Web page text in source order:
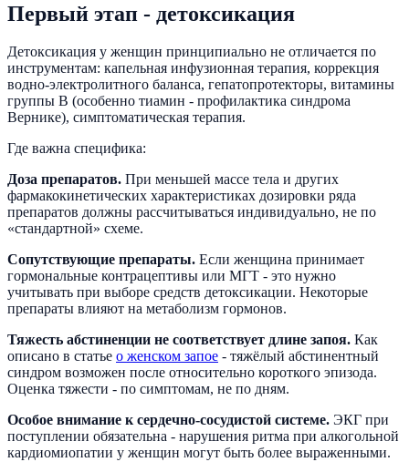
Первый этап - детоксикация
Детоксикация у женщин принципиально не отличается по
инструментам: капельная инфузионная терапия, коррекция
водно-электролитного баланса, гепатопротекторы, витамины
группы B (особенно тиамин - профилактика синдрома
Вернике), симптоматическая терапия.
Где важна специфика:
Доза препаратов. При меньшей массе тела и других
фармакокинетических характеристиках дозировки ряда
препаратов должны рассчитываться индивидуально, не по
«стандартной» схеме.
Сопутствующие препараты. Если женщина принимает
гормональные контрацептивы или МГТ - это нужно
учитывать при выборе средств детоксикации. Некоторые
препараты влияют на метаболизм гормонов.
Тяжесть абстиненции не соответствует длине запоя. Как
описано в статье о женском запое - тяжёлый абстинентный
синдром возможен после относительно короткого эпизода.
Оценка тяжести - по симптомам, не по дням.
Особое внимание к сердечно-сосудистой системе. ЭКГ при
поступлении обязательна - нарушения ритма при алкогольной
кардиомиопатии у женщин могут быть более выраженными.